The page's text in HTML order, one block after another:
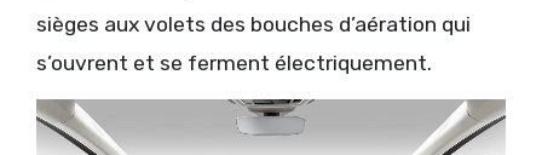
sièges aux volets des bouches d’aération qui
s’ouvrent et se ferment électriquement.